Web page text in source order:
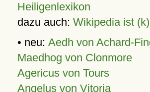
Heiligenlexikon
dazu auch: Wikipedia ist
• neu: Aedh von Achard-
Maedhog von Clonmore
Agericus von Tours
Angelus von Vitoria